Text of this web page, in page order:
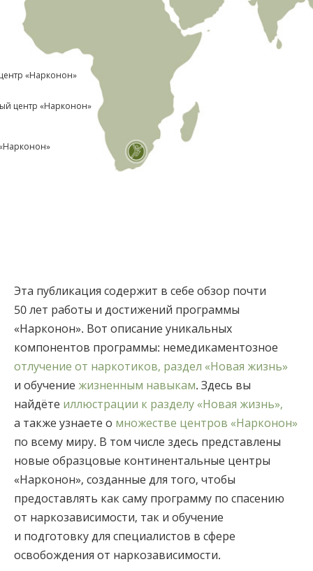
«Нарконон»
центр «Нарконон»
Эта публикация содержит в себе обзор почти
50 лет работы и достижений программы
«Нарконон». Вот описание уникальных
компонентов программы: немедикаментозное
отлучение от наркотиков, раздел «Новая жизнь»
и обучение жизненным навыкам. Здесь вы
найдёте иллюстрации к разделу «Новая жизнь»,
а также узнаете о множестве центров «Нарконон»
по всему миру. В том числе здесь представлены
новые образцовые континентальные центры
«Нарконон», созданные для того, чтобы
предоставлять как саму программу по спасению
от наркозависимости, так и обучение
и подготовку для специалистов в сфере
освобождения от наркозависимости.